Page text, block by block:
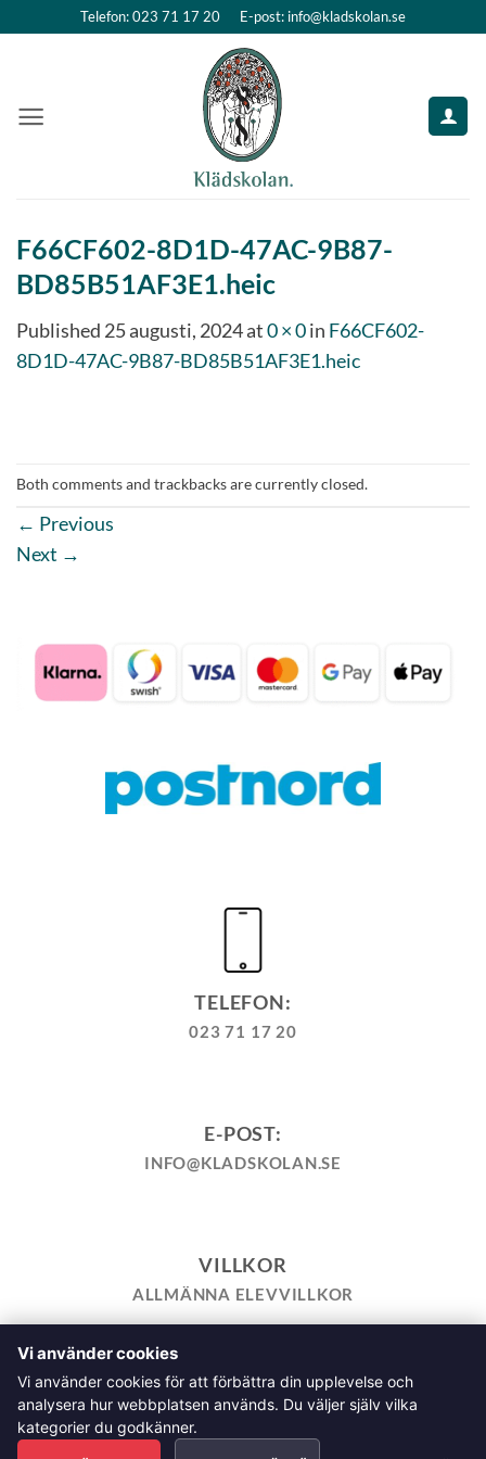
Telefon: 023 71 17 20 E-post: info@kladskolan.se
F66CF602-8D1D-47AC-9B87-
BD85B51AF3E1.heic
Published 25 augusti, 2024at0 × 0in F66CF602-
8D1D-47AC-9B87-BD85B51AF3E1.heic
Both comments and trackbacks are currently closed.
← Previous
Next →
TELEFON:
023 71 17 20
E-POST:
INFO@KLADSKOLAN.SE
VILLKOR
ALLMÄNNA ELEVVILLKOR
TILL KASSAN VARUKORG
HEMSIDEPOLICY
COOKIEPOLICY
INTEGRITETSPOLICY
ALLMÄNNA FRÅGOR OM VÅRA KURSER I SÖMNAD OCH
TILLSKÄRNING
Vi använder cookies
Vi använder cookies för att förbättra din upplevelse och
analysera hur webbplatsen används. Du väljer själv vilka
kategorier du godkänner.